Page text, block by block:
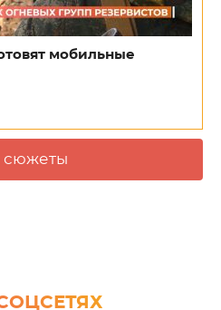
мобильные
сюжеты